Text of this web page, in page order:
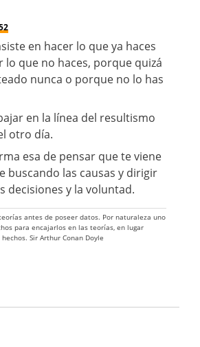
en hacer lo que ya haces
lo que no haces, porque quizá
nunca o porque no lo has
en la línea del resultismo
otro día.
esa de pensar que te viene
buscando las causas y dirigir
decisiones y la voluntad.
antes de poseer datos. Por naturaleza uno
para encajarlos en las teorías, en lugar
Sir Arthur Conan Doyle